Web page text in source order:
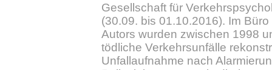
Gesellschaft für
(30.09. bis 01.10.2016). Im
Autors wurden zwischen 1998
tödliche Verkehrsunfälle
Unfallaufnahme nach